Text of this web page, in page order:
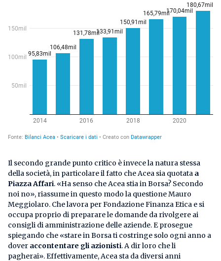
Il secondo grande punto critico è invece la natura stessa
della società, in particolare il fatto che Acea sia quotata a
Piazza Affari. «Ha senso che Acea stia in Borsa? Secondo
noi no», riassume in questo modo la questione Mauro
Meggiolaro. Che lavora per Fondazione Finanza Etica e si
occupa proprio di preparare le domande da rivolgere ai
consigli di amministrazione delle aziende. E prosegue
spiegando che «stare in Borsa ti costringe solo ogni anno a
dover accontentare gli azionisti. A dir loro che li
pagherai». Effettivamente, Acea sta da diversi anni